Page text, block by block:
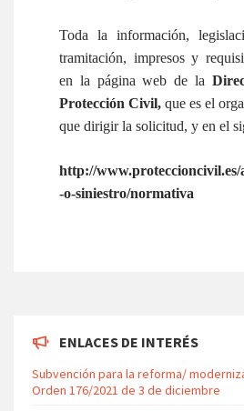
Toda la información,
tramitación, impresos y
en la página web de la
Protección Civil, que es el
que dirigir la solicitud, y en el
http://www.proteccioncivil.es/
-o-siniestro/normativa
ENLACES DE INTERÉS
Subvención para la reforma/
Orden 176/2021 de 3 de diciembre